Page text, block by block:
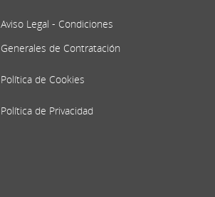
Aviso Legal - Condiciones
Generales de Contratación
Política de Cookies
Política de Privacidad